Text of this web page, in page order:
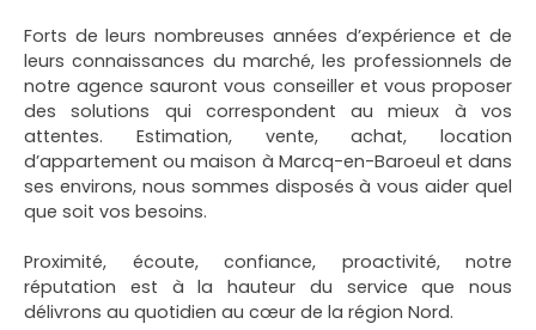
Forts de leurs nombreuses années d’expérience et de
leurs connaissances du marché, les professionnels de
notre agence sauront vous conseiller et vous proposer
des solutions qui correspondent au mieux à vos
attentes. Estimation, vente, achat, location
d’appartement ou maison à Marcq-en-Baroeul et dans
ses environs, nous sommes disposés à vous aider quel
que soit vos besoins.
Proximité, écoute, confiance, proactivité, notre
réputation est à la hauteur du service que nous
délivrons au quotidien au cœur de la région Nord.